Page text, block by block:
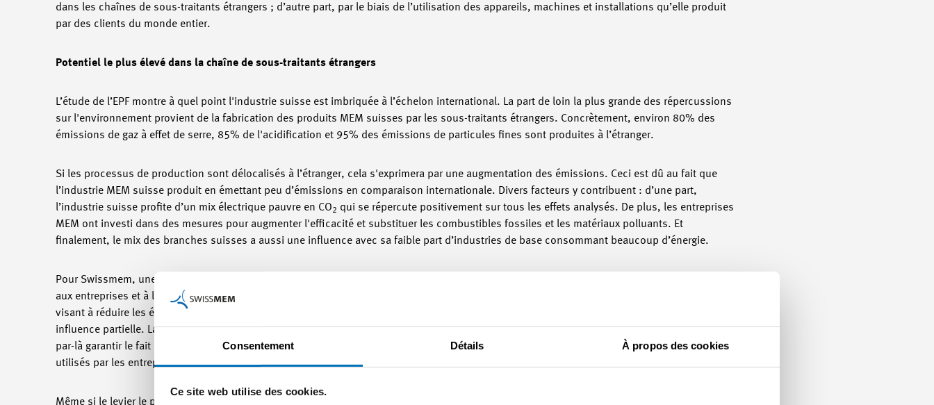
Consentement Détails À propos des cookies
Ce site web utilise des cookies.
dans les chaînes de sous-traitants étrangers ; d’autre part, par le biais de l’utilisation des appareils, machines et installations qu’elle produit
par des clients du monde entier.
Potentiel le plus élevé dans la chaîne de sous-traitants étrangers
L’étude de l’EPF montre à quel point l'industrie suisse est imbriquée à l’échelon international. La part de loin la plus grande des répercussions
sur l'environnement provient de la fabrication des produits MEM suisses par les sous-traitants étrangers. Concrètement, environ 80% des
émissions de gaz à effet de serre, 85% de l'acidification et 95% des émissions de particules fines sont produites à l’étranger.
Si les processus de production sont délocalisés à l’étranger, cela s'exprimera par une augmentation des émissions. Ceci est dû au fait que
l’industrie MEM suisse produit en émettant peu d’émissions en comparaison internationale. Divers facteurs y contribuent : d’une part,
l’industrie suisse profite d’un mix électrique pauvre en CO2 qui se répercute positivement sur tous les effets analysés. De plus, les entreprises
MEM ont investi dans des mesures pour augmenter l'efficacité et substituer les combustibles fossiles et les matériaux polluants. Et
finalement, le mix des branches suisses a aussi une influence avec sa faible part d’industries de base consommant beaucoup d’énergie.
Pour Swissmem, une chose est claire : si nous parvenons à maintenir en Suisse la production industrielle, cela sera non seulement bénéfique
aux entreprises et à leurs collaborateurs, mais aussi à l’environnement. L’étude montre aussi que le plus grand potentiel pour les mesures
visant à réduire les émissions se trouve dans la chaîne des sous-traitants étrangers. Sur ce point, les entreprises suisses n’ont qu’une
influence partielle. La politique peut les soutenir par le biais de la révision en cours de la loi sur le CO pour la période après 2020. Elle peut
par-là garantir le fait que les mécanismes de marché internationaux prévus par l’accord de Paris sur le climat, puissent être une fois aussi
utilisés par les entreprises suisses.
Même si le levier le plus grand se trouve dans la chaîne des sous-traitants, la Suisse présente encore un potentiel pour des mesures visant à